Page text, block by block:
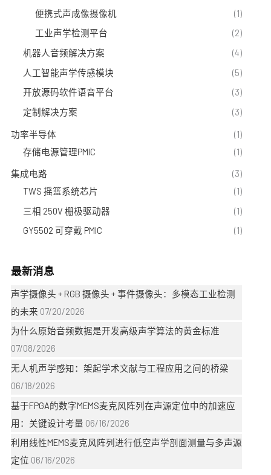
便携式声成像摄像机
(1)
工业声学检测平台
(2)
机器人音频解决方案
(4)
人工智能声学传感模块
(5)
开放源码软件语音平台
(3)
定制解决方案
(3)
功率半导体
(1)
存储电源管理PMIC
(1)
集成电路
(3)
TWS 摇篮系统芯片
(1)
三相 250V 栅极驱动器
(1)
GY5502 可穿戴 PMIC
(1)
最新消息
声学摄像头 + RGB 摄像头 + 事件摄像头：多模态工业检测
的未来 07/20/2026
为什么原始音频数据是开发高级声学算法的黄金标准
07/08/2026
无人机声学感知：架起学术文献与工程应用之间的桥梁
06/18/2026
基于FPGA的数字MEMS麦克风阵列在声源定位中的加速应
用：关键设计考量 06/16/2026
利用线性MEMS麦克风阵列进行低空声学剖面测量与多声源
定位 06/16/2026